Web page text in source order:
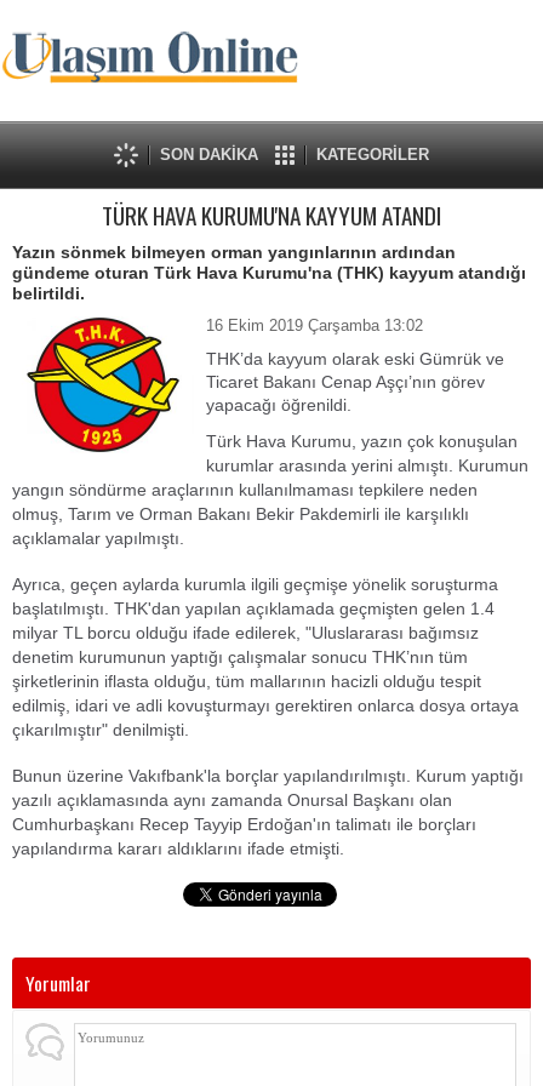
SON DAKİKA KATEGORİLER
TÜRK HAVA KURUMU'NA KAYYUM ATANDI
Yazın sönmek bilmeyen orman yangınlarının ardından
gündeme oturan Türk Hava Kurumu'na (THK) kayyum atandığı
belirtildi.
16 Ekim 2019 Çarşamba 13:02
THK’da kayyum olarak eski Gümrük ve
Ticaret Bakanı Cenap Aşçı’nın görev
yapacağı öğrenildi.
Türk Hava Kurumu, yazın çok konuşulan
kurumlar arasında yerini almıştı. Kurumun
yangın söndürme araçlarının kullanılmaması tepkilere neden
olmuş, Tarım ve Orman Bakanı Bekir Pakdemirli ile karşılıklı
açıklamalar yapılmıştı.
Ayrıca, geçen aylarda kurumla ilgili geçmişe yönelik soruşturma
başlatılmıştı. THK'dan yapılan açıklamada geçmişten gelen 1.4
milyar TL borcu olduğu ifade edilerek, "Uluslararası bağımsız
denetim kurumunun yaptığı çalışmalar sonucu THK’nın tüm
şirketlerinin iflasta olduğu, tüm mallarının hacizli olduğu tespit
edilmiş, idari ve adli kovuşturmayı gerektiren onlarca dosya ortaya
çıkarılmıştır" denilmişti.
Bunun üzerine Vakıfbank'la borçlar yapılandırılmıştı. Kurum yaptığı
yazılı açıklamasında aynı zamanda Onursal Başkanı olan
Cumhurbaşkanı Recep Tayyip Erdoğan'ın talimatı ile borçları
yapılandırma kararı aldıklarını ifade etmişti.
Yorumlar